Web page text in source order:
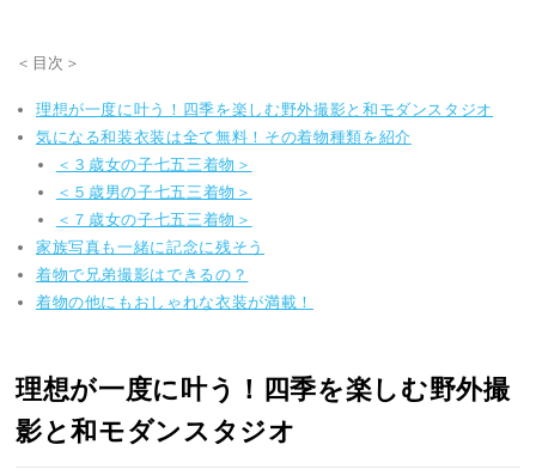
＜目次＞
理想が一度に叶う！四季を楽しむ野外撮影と和モダンスタジオ
気になる和装衣装は全て無料！その着物種類を紹介
＜３歳女の子七五三着物＞
＜５歳男の子七五三着物＞
＜７歳女の子七五三着物＞
家族写真も一緒に記念に残そう
着物で兄弟撮影はできるの？
着物の他にもおしゃれな衣装が満載！
理想が一度に叶う！四季を楽しむ野外撮
影と和モダンスタジオ